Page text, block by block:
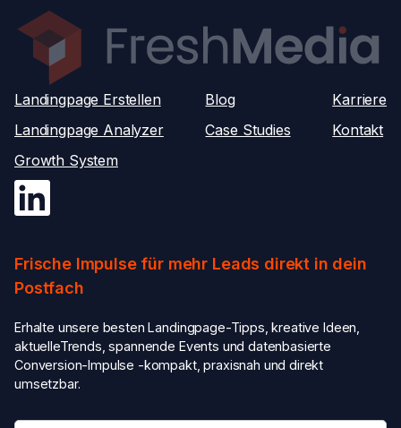
Landingpage Erstellen
Landingpage Analyzer
Growth System
Blog
Case Studies
Karriere
Kontakt
Frische Impulse für mehr Leads direkt in dein
Postfach
Erhalte unsere besten Landingpage-Tipps, kreative Ideen,
aktuelleTrends, spannende Events und datenbasierte
Conversion-Impulse -kompakt, praxisnah und direkt
umsetzbar.